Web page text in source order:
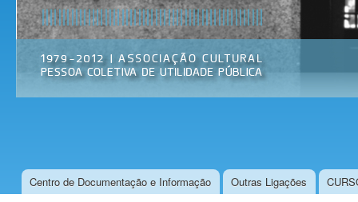
Menu principal
Centro de Documentação e Informação Outras Ligações